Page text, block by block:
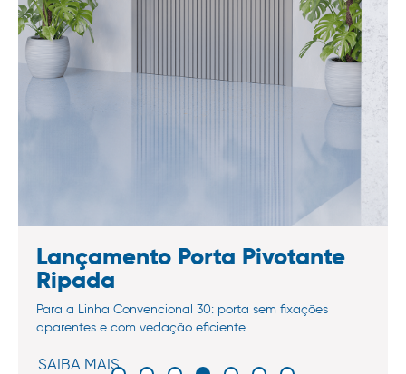
Lançamento Porta Pivotante
Ripada
Para a Linha Convencional 30: porta sem fixações
aparentes e com vedação eficiente.
SAIBA MAIS